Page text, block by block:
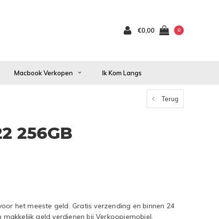
€0,00 0
Macbook Verkopen Ik Kom Langs
Terug
256GB
het meeste geld. Gratis verzending en binnen 24
geld verdienen bij Verkoopjemobiel.